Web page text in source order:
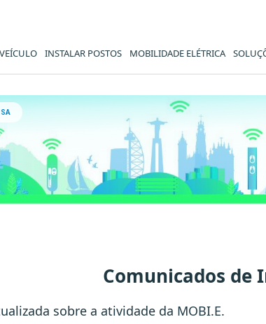
INSTALAR POSTOS MOBILIDADE ELÉTRICA
Comunicados de
sobre a atividade da MOBI.E.